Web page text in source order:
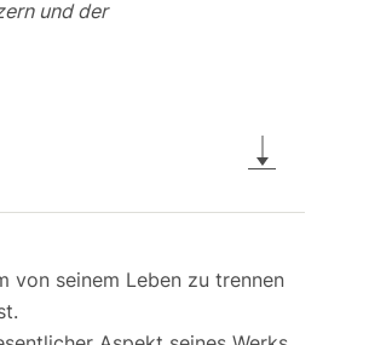
und der
von seinem Leben zu trennen